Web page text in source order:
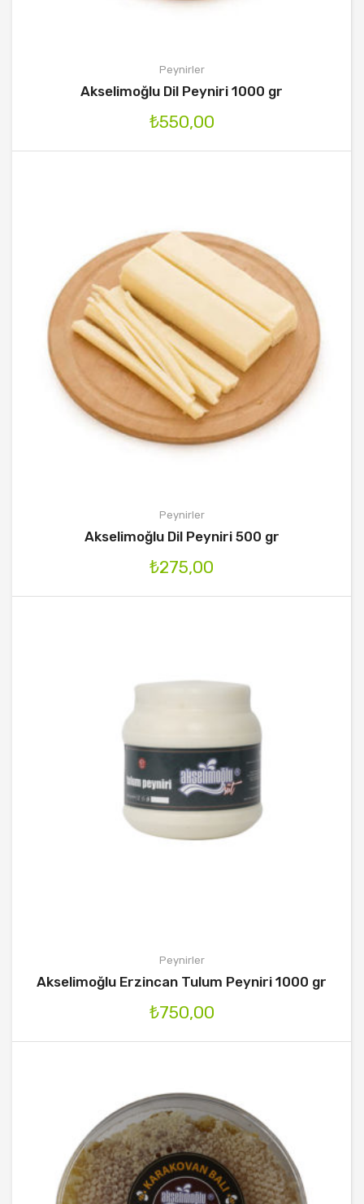
Peynirler
Akselimoğlu Dil Peyniri 1000 gr
₺550,00
Peynirler
Akselimoğlu Dil Peyniri 500 gr
₺275,00
Peynirler
Akselimoğlu Erzincan Tulum Peyniri 1000 gr
₺750,00